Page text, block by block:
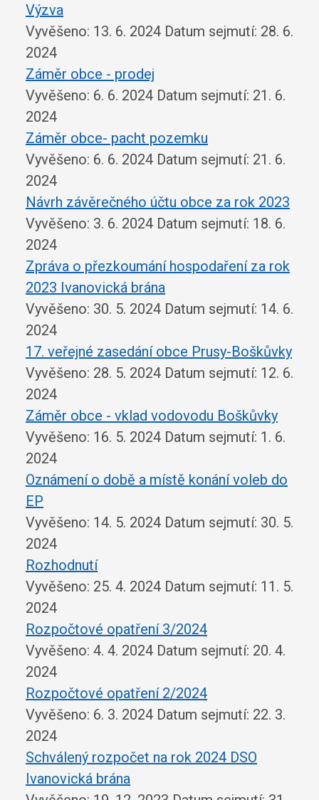
Výzva
Vyvěšeno: 13. 6. 2024 Datum sejmutí: 28. 6.
2024
Záměr obce - prodej
Vyvěšeno: 6. 6. 2024 Datum sejmutí: 21. 6.
2024
Záměr obce- pacht pozemku
Vyvěšeno: 6. 6. 2024 Datum sejmutí: 21. 6.
2024
Návrh závěrečného účtu obce za rok 2023
Vyvěšeno: 3. 6. 2024 Datum sejmutí: 18. 6.
2024
Zpráva o přezkoumání hospodaření za rok
2023 Ivanovická brána
Vyvěšeno: 30. 5. 2024 Datum sejmutí: 14. 6.
2024
17. veřejné zasedání obce Prusy-Boškůvky
Vyvěšeno: 28. 5. 2024 Datum sejmutí: 12. 6.
2024
Záměr obce - vklad vodovodu Boškůvky
Vyvěšeno: 16. 5. 2024 Datum sejmutí: 1. 6.
2024
Oznámení o době a místě konání voleb do
EP
Vyvěšeno: 14. 5. 2024 Datum sejmutí: 30. 5.
2024
Rozhodnutí
Vyvěšeno: 25. 4. 2024 Datum sejmutí: 11. 5.
2024
Rozpočtové opatření 3/2024
Vyvěšeno: 4. 4. 2024 Datum sejmutí: 20. 4.
2024
Rozpočtové opatření 2/2024
Vyvěšeno: 6. 3. 2024 Datum sejmutí: 22. 3.
2024
Schválený rozpočet na rok 2024 DSO
Ivanovická brána